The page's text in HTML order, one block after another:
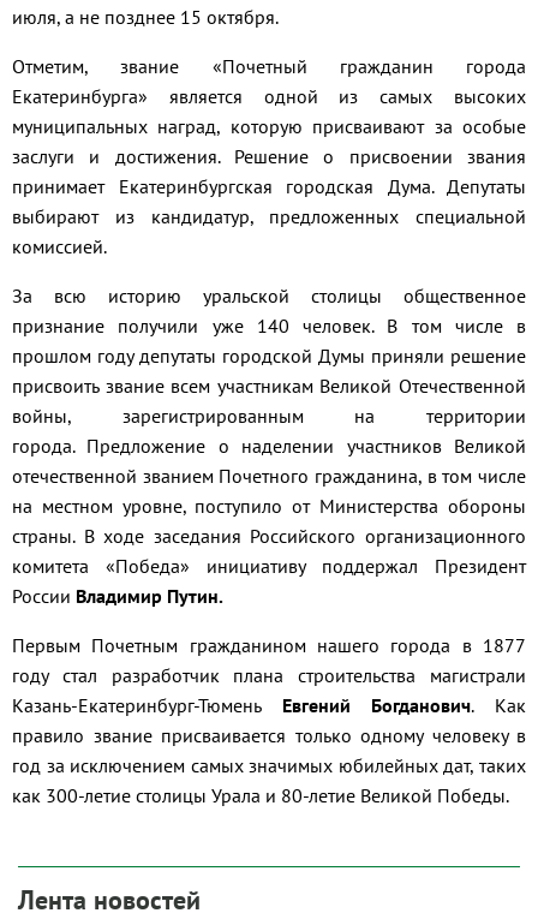
июля, а не позднее 15 октября.
Отметим, звание «Почетный гражданин города
Екатеринбурга» является одной из самых высоких
муниципальных наград, которую присваивают за особые
заслуги и достижения. Решение о присвоении звания
принимает Екатеринбургская городская Дума. Депутаты
выбирают из кандидатур, предложенных специальной
комиссией.
За всю историю уральской столицы общественное
признание получили уже 140 человек. В том числе в
прошлом году депутаты городской Думы приняли решение
присвоить звание всем участникам Великой Отечественной
войны, зарегистрированным на территории
города. Предложение о наделении участников Великой
отечественной званием Почетного гражданина, в том числе
на местном уровне, поступило от Министерства обороны
страны. В ходе заседания Российского организационного
комитета «Победа» инициативу поддержал Президент
России Владимир Путин.
Первым Почетным гражданином нашего города в 1877
году стал разработчик плана строительства магистрали
Казань-Екатеринбург-Тюмень Евгений Богданович. Как
правило звание присваивается только одному человеку в
год за исключением самых значимых юбилейных дат, таких
как 300-летие столицы Урала и 80-летие Великой Победы.
Лента новостей